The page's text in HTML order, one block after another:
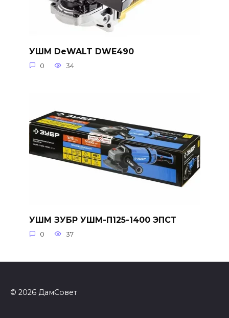
УШМ DeWALT DWE490
0 34
УШМ ЗУБР УШМ-П125-1400 ЭПСТ
0 37
© 2026 ДамСовет